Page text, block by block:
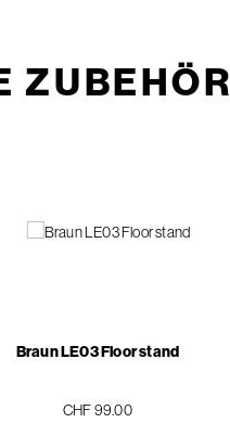
ZUBEHÖR
Braun LE03 Floor stand
CHF 99.00